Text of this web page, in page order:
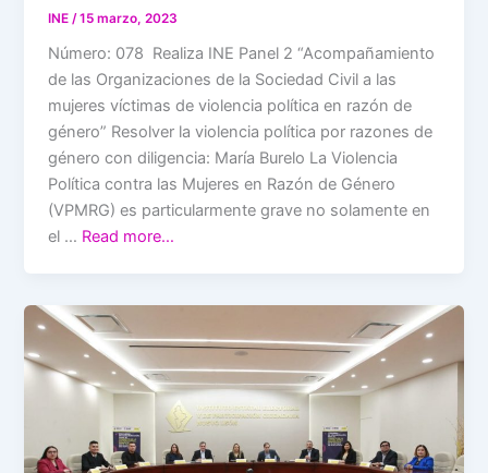
INE /15 marzo, 2023
Número: 078 Realiza INE Panel 2 “Acompañamiento
de las Organizaciones de la Sociedad Civil a las
mujeres víctimas de violencia política en razón de
género” Resolver la violencia política por razones de
género con diligencia: María Burelo La Violencia
Política contra las Mujeres en Razón de Género
(VPMRG) es particularmente grave no solamente en
el … Read more…